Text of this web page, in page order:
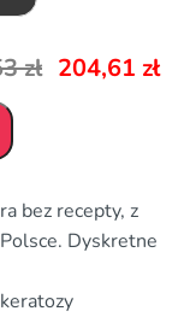
zł 204,61 zł
bez recepty, z
Dyskretne